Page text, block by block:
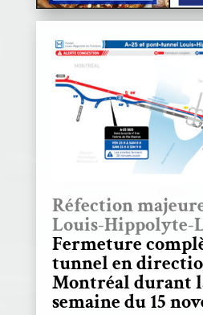
Réfection
Louis-Hippolyte-
Fermeture
tunnel en
Montréal durant
semaine du 15